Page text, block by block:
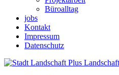
Büroalltag
jobs
Kontakt
Impressum
Datenschutz